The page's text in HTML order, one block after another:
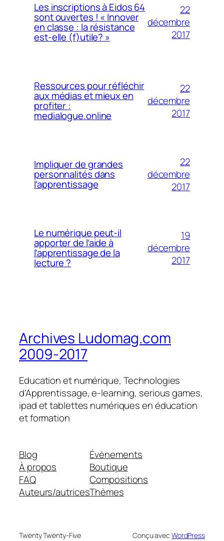
Les inscriptions à Eidos 64
sont ouvertes ! « Innover
en classe : la résistance
est-elle (f)utile? »
22
décembre
2017
Ressources pour réfléchir
aux médias et mieux en
profiter :
medialogue.online
22
décembre
2017
Impliquer de grandes
personnalités dans
l’apprentissage
22
décembre
2017
Le numérique peut-il
apporter de l’aide à
l’apprentissage de la
lecture ?
19
décembre
2017
Archives Ludomag.com
2009-2017
Education et numérique, Technologies
d'Apprentissage, e-learning, serious games,
ipad et tablettes numériques en éducation
et formation
Blog
À propos
FAQ
Auteurs/autrices
Évènements
Boutique
Compositions
Thèmes
Twenty Twenty-Five Conçu avec WordPress